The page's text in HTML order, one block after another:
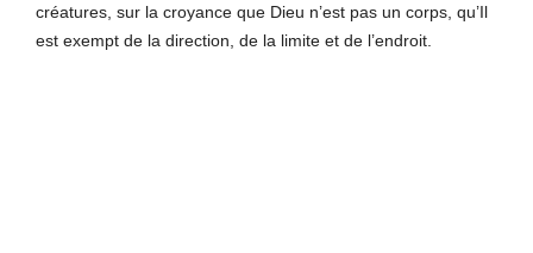
créatures, sur la croyance que Dieu n’est pas un corps, qu’Il
est exempt de la direction, de la limite et de l’endroit.